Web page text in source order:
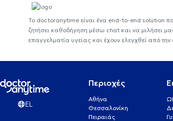
Το doctoranytime είναι ένα end-to-end solution που
ζητήσει καθοδήγηση μέσω chat και να μιλήσει
επαγγελματία υγείας και έχουν ελεγχθεί από
EL
Περιοχές
Αθήνα
Θεσσαλονίκη
Πειραιάς